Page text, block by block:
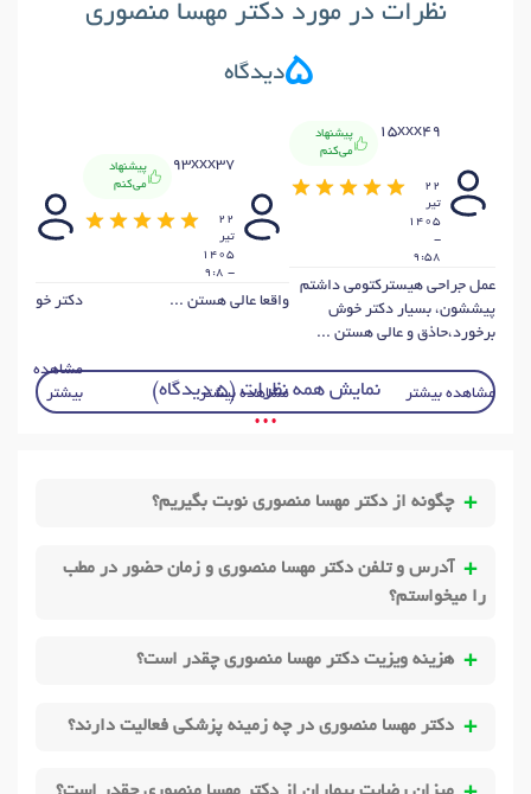
نظرات در مورد دکتر مهسا منصوری
5دیدگاه
15xxx49
پیشنهاد
می‌کنم
22
تير
1405
-
9:58
عمل جراحی هیسترکتومی داشتم
پیششون، بسیار دکتر خوش
برخورد،حاذق و عالی هستن ...
مشاهده بیشتر
93xxx37
پیشنهاد
می‌کنم
22
تير
1405
- 9:8
واقعا عالی هستن ...
مشاهده بیشتر
دكتر خوش
مشاهده
بیشتر
نمایش همه نظرات (5 دیدگاه)
• • •
چگونه از دکتر مهسا منصوری نوبت بگیریم؟
آدرس و تلفن دکتر مهسا منصوری و زمان حضور در مطب
را میخواستم؟
هزینه ویزیت دکتر مهسا منصوری چقدر است؟
دکتر مهسا منصوری در چه زمینه پزشکی فعالیت دارند؟